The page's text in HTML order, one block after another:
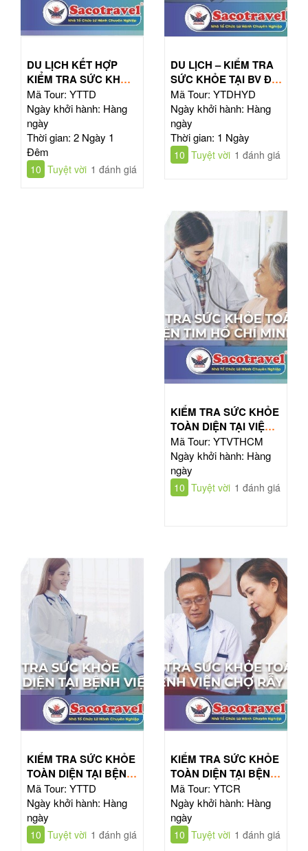
DU LỊCH KẾT HỢP
KIỂM TRA SỨC KHỎE
TOÀN DIỆN
Mã Tour: YTTD
Ngày khởi hành: Hàng
ngày
Thời gian: 2 Ngày 1
Đêm
10 Tuyệt vời 1 đánh giá
DU LỊCH – KIỂM TRA
SỨC KHỎE TẠI BV ĐẠI
HỌC Y DƯỢC TPHCM
Mã Tour: YTDHYD
Ngày khởi hành: Hàng
ngày
Thời gian: 1 Ngày
10 Tuyệt vời 1 đánh giá
KIỂM TRA SỨC KHỎE
TOÀN DIỆN TẠI VIỆN
TIM HỒ CHÍ MINH
Mã Tour: YTVTHCM
Ngày khởi hành: Hàng
ngày
10 Tuyệt vời 1 đánh giá
KIỂM TRA SỨC KHỎE
TOÀN DIỆN TẠI BỆNH
VIỆN TỪ DŨ
Mã Tour: YTTD
Ngày khởi hành: Hàng
ngày
10 Tuyệt vời 1 đánh giá
KIỂM TRA SỨC KHỎE
TOÀN DIỆN TẠI BỆNH
VIỆN CHỢ RẪY
Mã Tour: YTCR
Ngày khởi hành: Hàng
ngày
10 Tuyệt vời 1 đánh giá